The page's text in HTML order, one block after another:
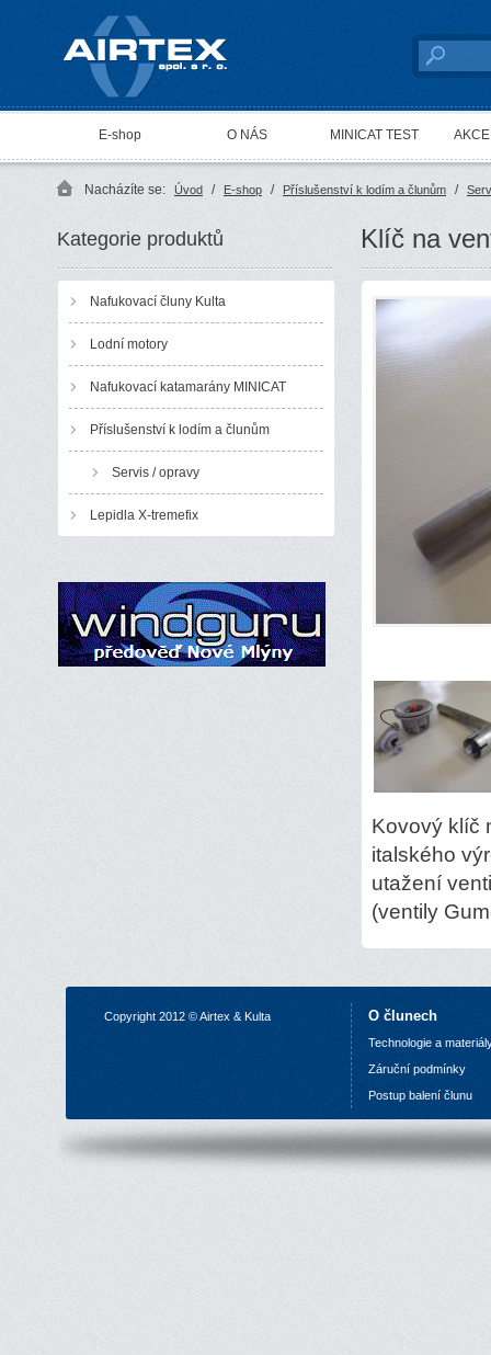
AIRTEX spol. s r. o.
E-shop O NÁS MINICAT TEST
Nacházíte se: Úvod / E-shop / Příslušenství k lodím a člunům /
Kategorie produktů
Nafukovací čluny Kulta
Lodní motory
Nafukovací katamarány MINICAT
Příslušenství k lodím a člunům
Servis / opravy
Lepidla X-tremefix
Klíč na
Kovový klíč
italského
utažení
(ventily
Copyright 2012 © Airtex & Kulta O člunech
Technologie a
Záruční podmínky
Postup balení člunu